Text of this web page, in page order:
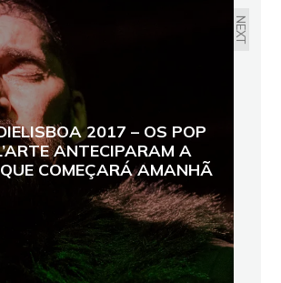
NEXT
2017 – OS POP
ANTECIPARAM A
COMEÇARÁ AMANHÃ